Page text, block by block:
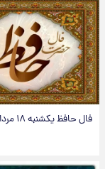
فال حافظ یکشنبه ۱۸ مرداد ماه ۱۴۰۵